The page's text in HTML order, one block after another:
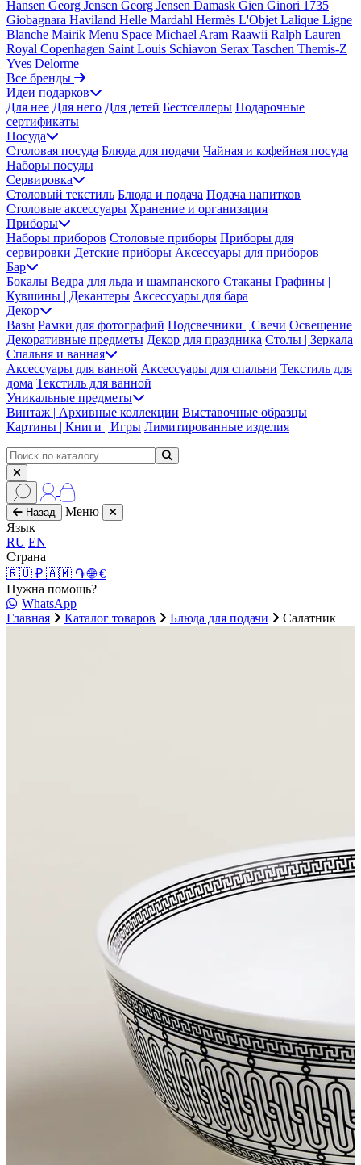
Hansen Georg Jensen Georg Jensen Damask Gien Ginori 1735
Giobagnara Haviland Helle Mardahl Hermès L'Objet Lalique Ligne
Blanche Mairik Menu Space Michael Aram Raawii Ralph Lauren
Royal Copenhagen Saint Louis Schiavon Serax Taschen Themis-Z
Yves Delorme
Все бренды
Идеи подарков
Для нее Для него Для детей Бестселлеры Подарочные
сертификаты
Посуда
Столовая посуда Блюда для подачи Чайная и кофейная посуда
Наборы посуды
Сервировка
Столовый текстиль Блюда и подача Подача напитков
Столовые аксессуары Хранение и организация
Приборы
Наборы приборов Столовые приборы Приборы для
сервировки Детские приборы Аксессуары для приборов
Бар
Бокалы Ведра для льда и шампанского Стаканы Графины |
Кувшины | Декантеры Аксессуары для бара
Декор
Вазы Рамки для фотографий Подсвечники | Свечи Освещение
Декоративные предметы Декор для праздника Столы | Зеркала
Спальня и ванная
Аксессуары для ванной Аксессуары для спальни Текстиль для
дома Текстиль для ванной
Уникальные предметы
Винтаж | Архивные коллекции Выставочные образцы
Картины | Книги | Игры Лимитированные изделия
Назад
Меню
Язык
RU EN
Страна
🇷🇺 ₽ 🇦🇲 ֏🌐 €
Нужна помощь?
WhatsApp
Главная
Каталог товаров Блюда для подачи Салатник